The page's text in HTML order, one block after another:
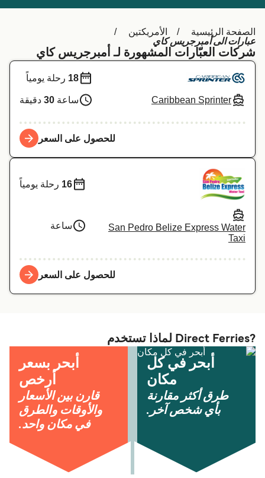
Norge
Indonesia
Maroc (FR)
الصفحة الرئيسية الأمريكتين
عبارات الى أمبرجريس كاي
شركات العبّارات المشهورة لـ أمبرجريس كاي
Caribbean Sprinter
18رحلة يومياً
ساعة30دقيقة
للحصول على السعر
San Pedro Belize Express Water
Taxi
16رحلة يومياً
ساعة
للحصول على السعر
أبحر في كل
مكان
طرق أكثر مقارنة
بأي شخص آخر.
أبحر بسعر
أرخص
قارن بين الأسعار
والأوقات والطرق
في مكان واحد.